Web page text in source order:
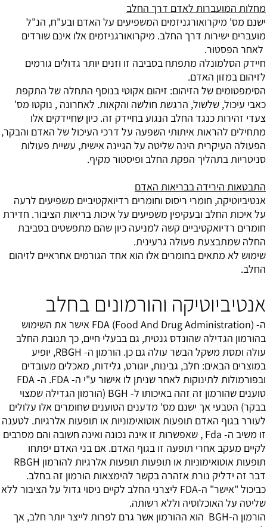
מחלות המועברות לאדם דרך החלב
ישנם מס' מיקרואורגניזמים המשפיעים על האדם ובע"ח, הנ"ל
מועברים ישירות דרך החלב. מיקרואורגניזמים אלו אינם שורדים
לאחר הפסטור.
חיידק הסלמונלה מתפתח בסביבה זו וזנים יותר גדולים גורמים
לזיהום במזון האדם.
הסימפטומים של הזיהום: זיהום אקוטי בנוסף התחלה של התקפת
כאבי עיכול, שלשול, הרגשת חולשה והקאות. לאחרונה , נוקטו מס'
צעדי זהירות כנגד החלב הנגוע בחיידק זה. כיון שחיידקים אלו
מתחילים להראות איתותי השפעה על דרכי העיכול של האדם והבקר,
הפעולה העיקרית הינה שליטה על הגיינה אישית, עשיית פעולות
סניטריות בתהליך הפקת החלב ופיסטור מקיף.
התבטאות הירידה בבריאות האדם
אנטיביוטיקה, חומרי ריסוס וחומרים רדיואקטיביים משפיעים לרעה
על איכות החלב ובעקיפין משפיעים על איכות בריאות הציבור. חדירת
חומרים רדיואקטיביים קשה למניעה כיון שהם מתפשטים בסביבת
החלה שמתבצעת פעולה גרעינית.
שימוש לא מתאים בחומרים אלו הוא אחד הגורמים אחראיים לזיהום
החלב.
אנטיביוטיקה והורמונים בחלב
ה- FDA (Food And Drug Administration) אישר את השימוש
בהורמון הגדילה שהונדס גנטית, גם בבעלי חיים, כך תנובת החלב
עולה ומסת משקל הבשר עולה גם כן. הורמון ה- RBGH, יופיע
במוצרים הבאים: חלב, גבינות, יוגורט, גלידות, מאכלים מעובדים
ובפורמולות לתינוקות לאחר שניתן לו אישור ע"י ה- FDA. ה- FDA
טוענים שהורמון זה זהה באיכותו ל- BGH (הורמון הגדילה שמצוי
בבקר) הטבעי אך ישנם מס' מדענים הטוענים שחומרים אלו עלולים
לעורר בגוף האדם תופעות אוטואימוניות או תופעות אלרגיות. לטענה
זו משיב ה- Fda , שאפשרות זו אינה נכונה ואינה חשובה והם מסרבים
לקיים מעקב אחרי תופעה זו בגוף האדם. אם בני האדם יפתחו
תופעות אוטואימוניות או תופעות תופעות אלרגיות להורמון RBGH
דבר זה ידליק נורת אזהרה בקשר להימצאות הורמון זה בחלב.
כביכול "אישר" ה-FDA ליצרני החלב לקיים ניסוי גדול על הציבור ללא
שליטה על האוכלוסיה וללא רשותה.
הורמון ה-BGH הוא ההורמון אשר גרם לפרות לייצר יותר חלב, אך